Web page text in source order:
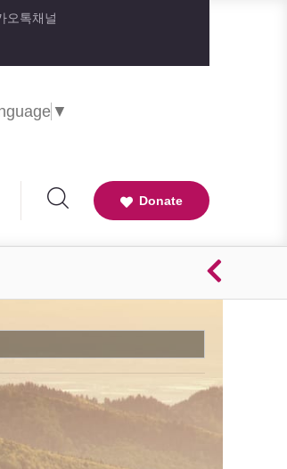
오톡채널
▼
Donate